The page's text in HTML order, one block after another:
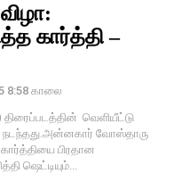
கார்த்தி –
8:58 காலை
வெளியீட்டு
நடந்தது.அன்னகார் வோஸ்தாரு
கார்த்தியை பிரதான
ஷெட்டியும்...